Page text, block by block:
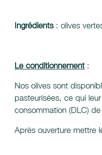
Ingrédients: olives
Le conditionnement:
Nos olives sont
pasteurisées, ce qui
consommation (DLC)
Après ouverture mettre